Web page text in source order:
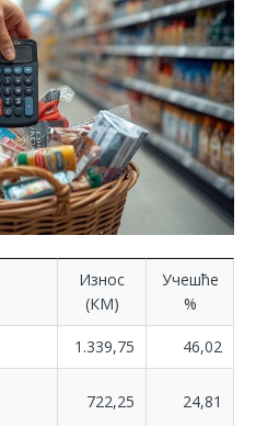
Износ
(КМ)
Учешће
%
1.339,75 46,02
722,25 24,81